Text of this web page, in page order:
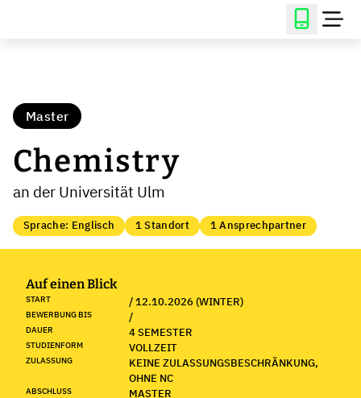
Master
Chemistry
an der Universität Ulm
Sprache: Englisch 1 Standort 1 Ansprechpartner
Auf einen Blick
START / 12.10.2026 (WINTER)
BEWERBUNG BIS /
DAUER 4 SEMESTER
STUDIENFORM VOLLZEIT
ZULASSUNG
KEINE ZULASSUNGSBESCHRÄNKUNG,
OHNE NC
ABSCHLUSS MASTER